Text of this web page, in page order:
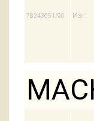
78243651/90 Изг: